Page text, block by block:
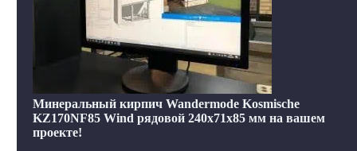
Минеральный кирпич Wandermode Kosmische
KZ170NF85 Wind рядовой 240x71x85 мм на вашем
проекте!